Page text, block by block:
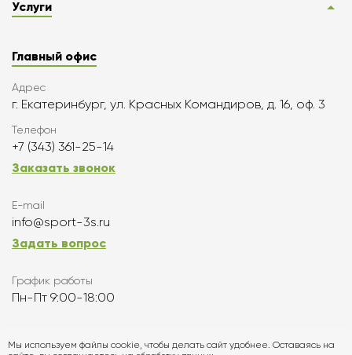
Услуги
Главный офис
Адрес
г. Екатеринбург, ул. Красных Командиров, д. 16, оф. 3
Телефон
+7 (343) 361-25-14
Заказать звонок
E-mail
info@sport-3s.ru
Задать вопрос
График работы
Пн-Пт 9:00-18:00
Подписаться
Мы используем файлы cookie, чтобы делать сайт удобнее. Оставаясь на